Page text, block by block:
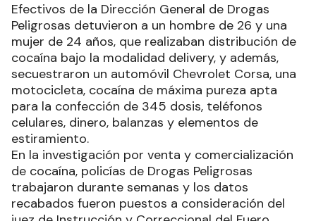
Efectivos de la Dirección General de Drogas
Peligrosas detuvieron a un hombre de 26 y una
mujer de 24 años, que realizaban distribución de
cocaína bajo la modalidad delivery, y además,
secuestraron un automóvil Chevrolet Corsa, una
motocicleta, cocaína de máxima pureza apta
para la confección de 345 dosis, teléfonos
celulares, dinero, balanzas y elementos de
estiramiento.
En la investigación por venta y comercialización
de cocaína, policías de Drogas Peligrosas
trabajaron durante semanas y los datos
recabados fueron puestos a consideración del